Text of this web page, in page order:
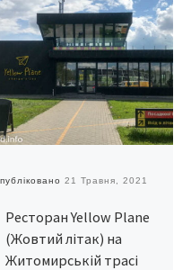
21 Травня, 2021
Ресторан Yellow Plane
(Жовтий літак) на
Житомирській трасі